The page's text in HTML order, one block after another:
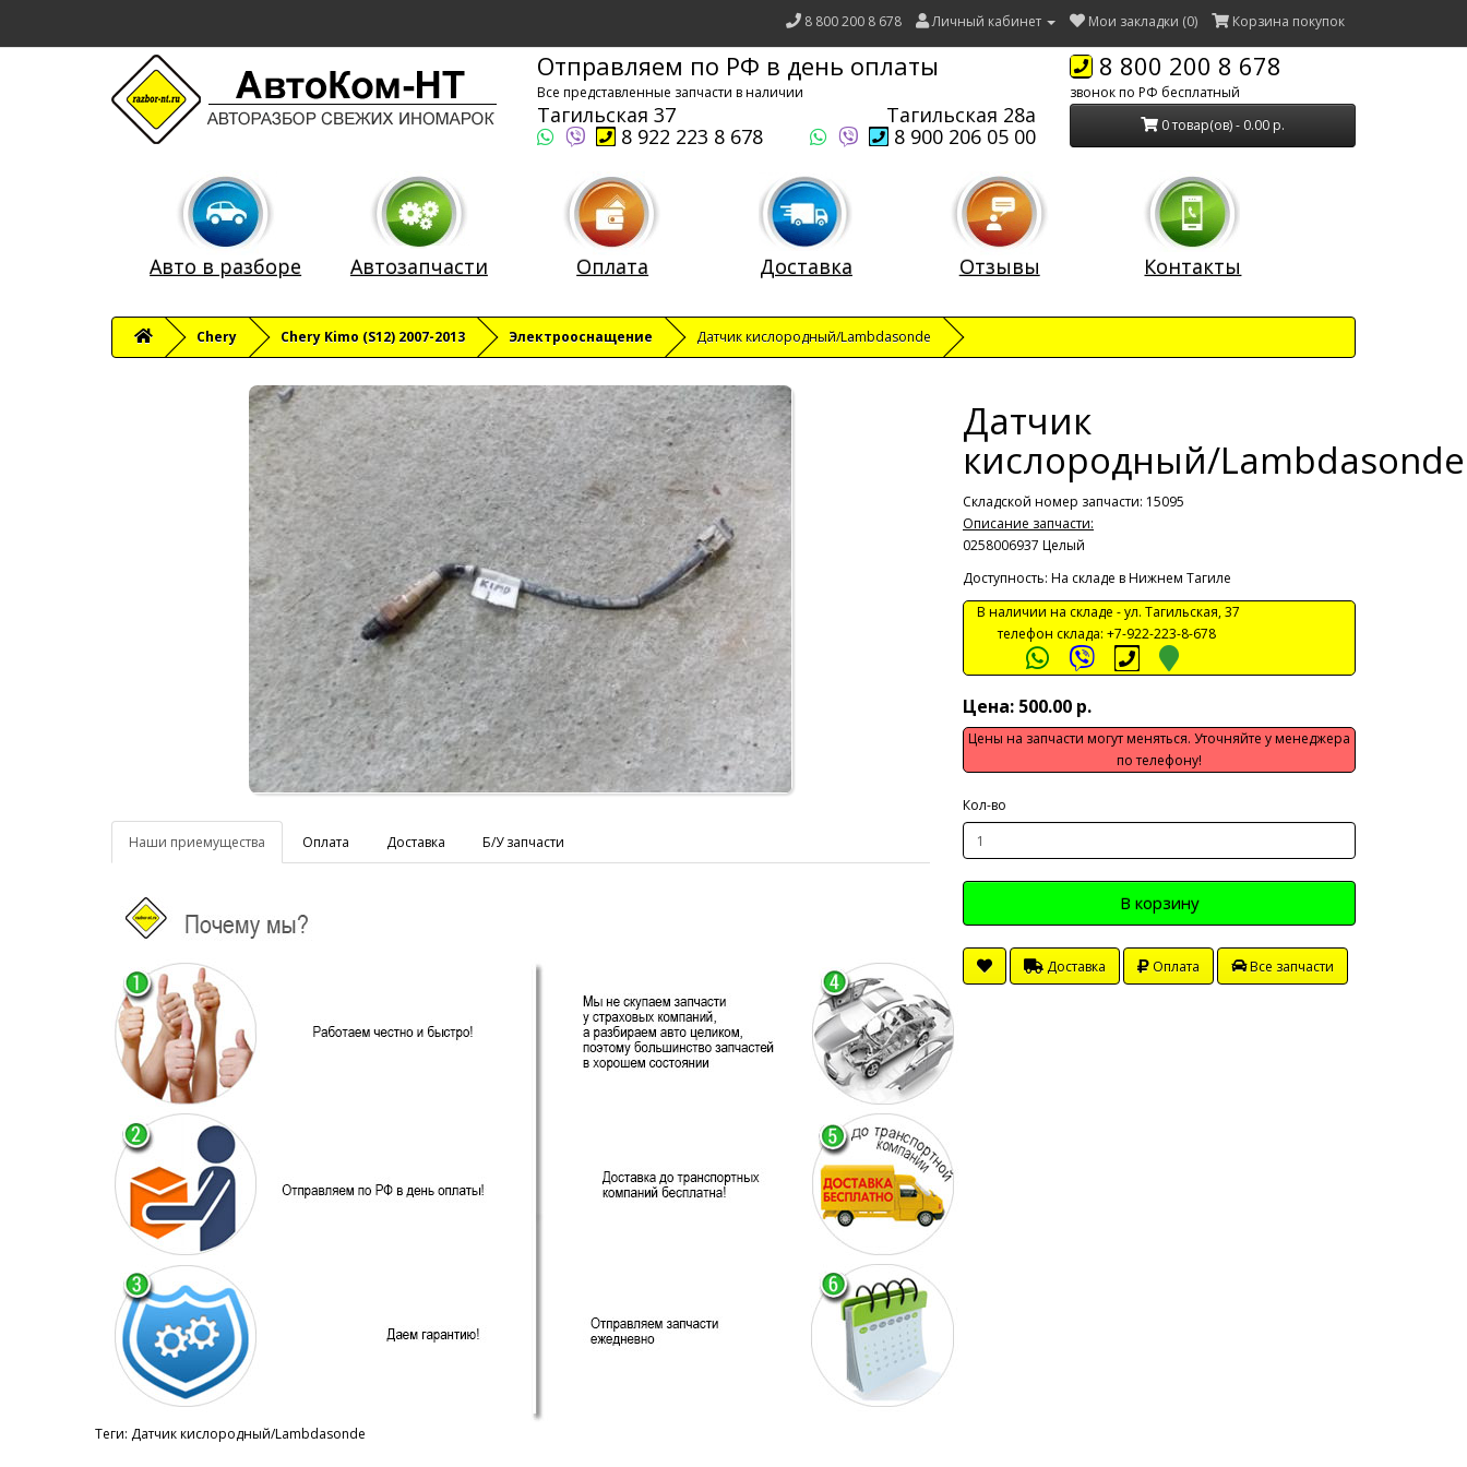
8 800 200 8 678 Личный кабинет Мои закладки (0) Корзина покупок
Отправляем по РФ в день оплаты
Все представленные запчасти в наличии
Тагильская 37
Тагильская 28а
8 922 223 8 678
8 900 206 05 00
8 800 200 8 678
звонок по РФ бесплатный
0 товар(ов) - 0.00 р.
Авто в разборе Автозапчасти Оплата Доставка Отзывы Контакты
Chery Chery Kimo (S12) 2007-2013 Электрооснащение Датчик кислородный/Lambdasonde
Наши приемущества Оплата Доставка Б/У запчасти
Датчик
кислородный/Lambdasonde
Складской номер запчасти: 15095
Описание запчасти:
0258006937 Целый
Доступность: На складе в Нижнем Тагиле
В наличии на складе -ул. Тагильская, 37
телефон склада: +7-922-223-8-678
Цена: 500.00 р.
Цены на запчасти могут меняться. Уточняйте у менеджера
по телефону!
Кол-во
В корзину
Доставка Оплата Все запчасти
Теги: Датчик кислородный/Lambdasonde